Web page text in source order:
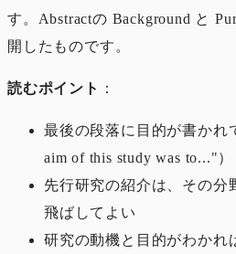
す。Abstractの Background と
開したものです。
読むポイント ：
最後の段落に目的が書かれ
aim of this study was to..."）
先行研究の紹介は、その分
飛ばしてよい
研究の動機と目的がわかれ